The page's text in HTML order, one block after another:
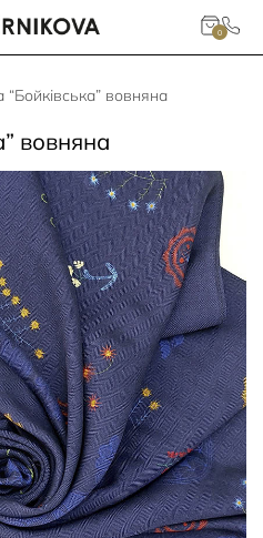
0
“Бойківська” вовняна
вовняна